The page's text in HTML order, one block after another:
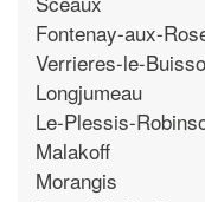
Fontenay-aux-
Verrieres-le-
Longjumeau
Le-Plessis-
Malakoff
Morangis